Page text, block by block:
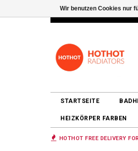
STARTSEITE
HEIZKÖRPER FARBEN
HOTHOT FREE DELIVERY
Wir benutzen Cookies nur